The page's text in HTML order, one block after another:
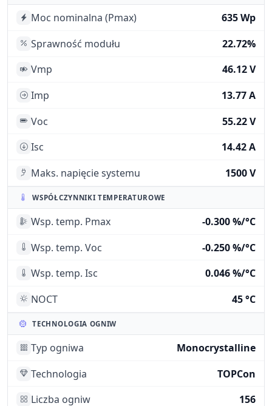
Moc nominalna (Pmax)
635 Wp
Sprawność modułu
22.72%
Vmp
46.12 V
Imp
13.77 A
Voc
55.22 V
Isc
14.42 A
Maks. napięcie systemu
1500 V
WSPÓŁCZYNNIKI TEMPERATUROWE
Wsp. temp. Pmax
-0.300 %/°C
Wsp. temp. Voc
-0.250 %/°C
Wsp. temp. Isc
0.046 %/°C
NOCT
45 °C
TECHNOLOGIA OGNIW
Typ ogniwa
Monocrystalline
Technologia
TOPCon
Liczba ogniw
156